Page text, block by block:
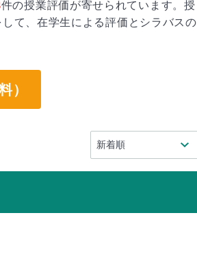
件の授業評価が寄せられています。授
て、在学生による評価とシラバスの
）